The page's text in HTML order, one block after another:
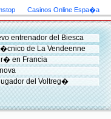
Casinos Online Espa�a
entrenador del Biesca
de La Vendeenne
en Francia
del Voltreg�